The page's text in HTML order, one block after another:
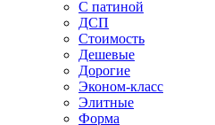
С патиной
ДСП
Стоимость
Дешевые
Дорогие
Эконом-класс
Элитные
Форма